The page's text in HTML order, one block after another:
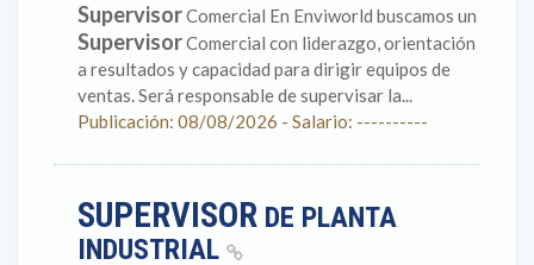
SupervisorComercial En Enviworld buscamos un
SupervisorComercial con liderazgo, orientación
a resultados y capacidad para dirigir equipos de
ventas. Será responsable de supervisar la...
Publicación: 08/08/2026 - Salario: ----------
SUPERVISOR DE PLANTA
INDUSTRIAL